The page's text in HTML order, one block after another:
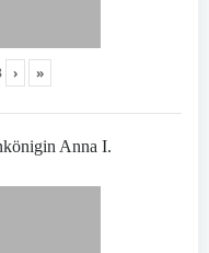
› »
Anna I.